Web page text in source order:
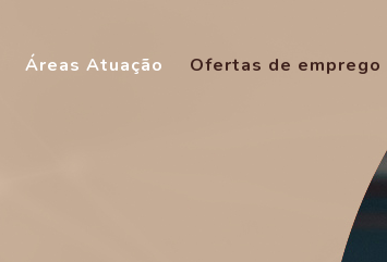
Áreas Atuação Ofertas de emprego